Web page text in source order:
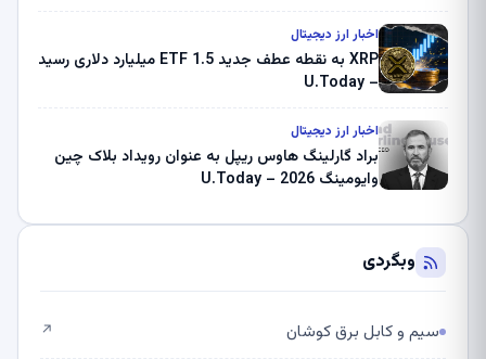
اخبار ارز دیجیتال
XRP به نقطه عطف جدید ETF 1.5 میلیارد دلاری رسید
– U.Today
اخبار ارز دیجیتال
براد گارلینگ هاوس ریپل به عنوان رویداد بلاک چین
وایومینگ 2026 – U.Today
وبگردی
سیم و کابل برق کوشان ↗